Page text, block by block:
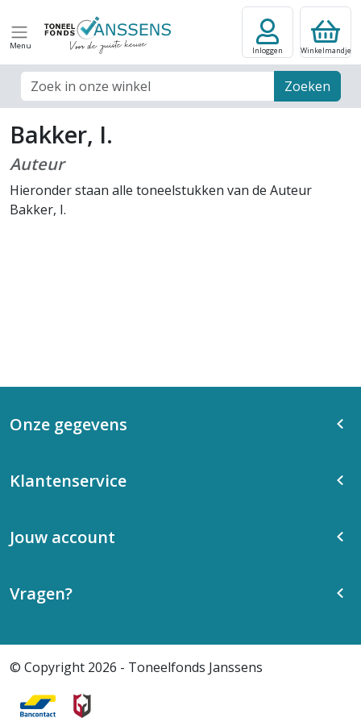
Menu
Zoek veld Zoeken
Inloggen Winkelmandje
Bakker, I.
Auteur
Hieronder staan alle toneelstukken van de Auteur
Bakker, I.
Onze gegevens
Klantenservice
Jouw account
Vragen?
© Copyright 2026 - Toneelfonds Janssens